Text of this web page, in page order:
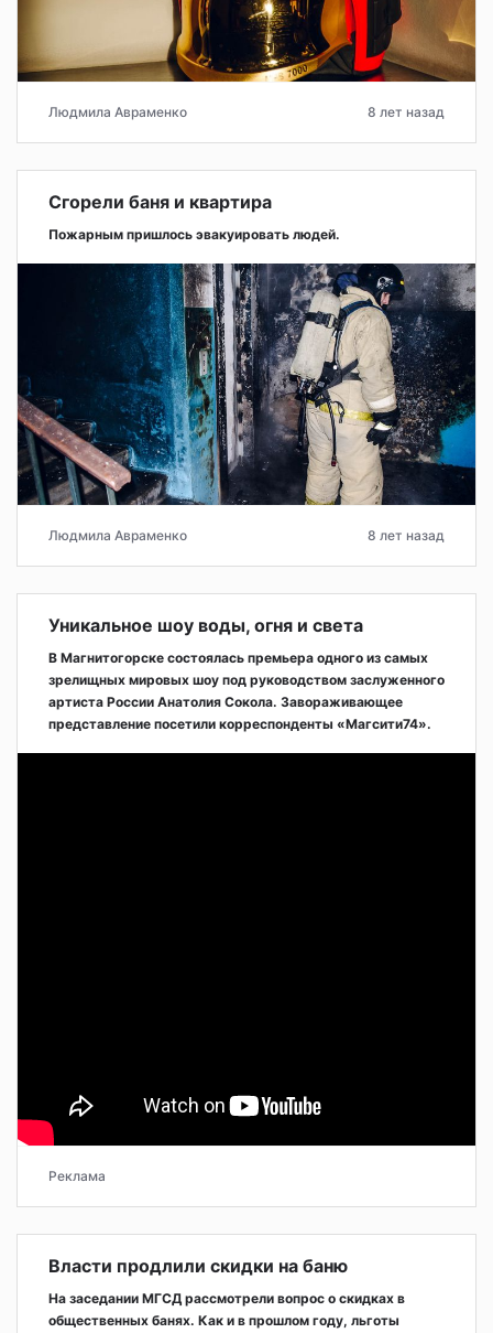
Людмила Авраменко 8 лет назад
Сгорели баня и квартира
Пожарным пришлось эвакуировать людей.
Людмила Авраменко 8 лет назад
Уникальное шоу воды, огня и света
В Магнитогорске состоялась премьера одного из самых
зрелищных мировых шоу под руководством заслуженного
артиста России Анатолия Сокола. Завораживающее
представление посетили корреспонденты «Магсити74».
Реклама
Власти продлили скидки на баню
На заседании МГСД рассмотрели вопрос о скидках в
общественных банях. Как и в прошлом году, льготы